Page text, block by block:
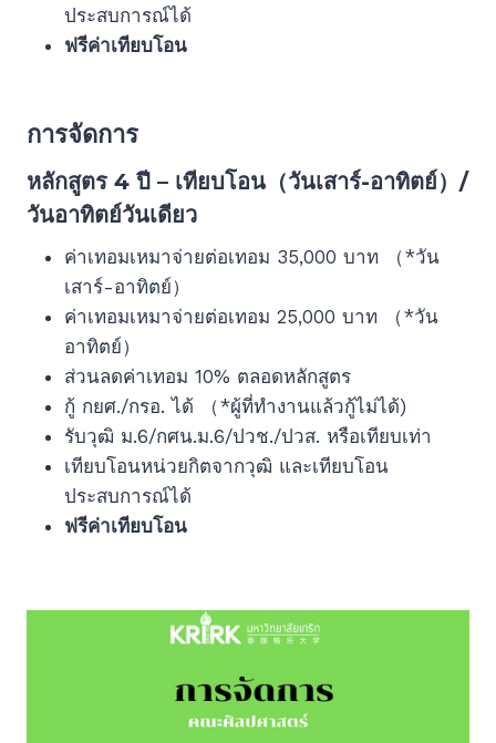
ประสบการณ์ได้
ฟรีค่าเทียบโอน
การจัดการ
หลักสูตร 4 ปี – เทียบโอน（วันเสาร์-อาทิตย์）/
วันอาทิตย์วันเดียว
ค่าเทอมเหมาจ่ายต่อเทอม 35,000 บาท （*วัน
เสาร์-อาทิตย์）
ค่าเทอมเหมาจ่ายต่อเทอม 25,000 บาท （*วัน
อาทิตย์）
ส่วนลดค่าเทอม 10% ตลอดหลักสูตร
กู้ กยศ./กรอ. ได้ （*ผู้ที่ทำงานแล้วกู้ไม่ได้)
รับวุฒิ ม.6/กศน.ม.6/ปวช./ปวส. หรือเทียบเท่า
เทียบโอนหน่วยกิตจากวุฒิ และเทียบโอน
ประสบการณ์ได้
ฟรีค่าเทียบโอน